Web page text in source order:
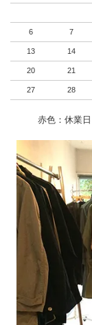
6 7
13 14
20 21
27 28
赤色：休業